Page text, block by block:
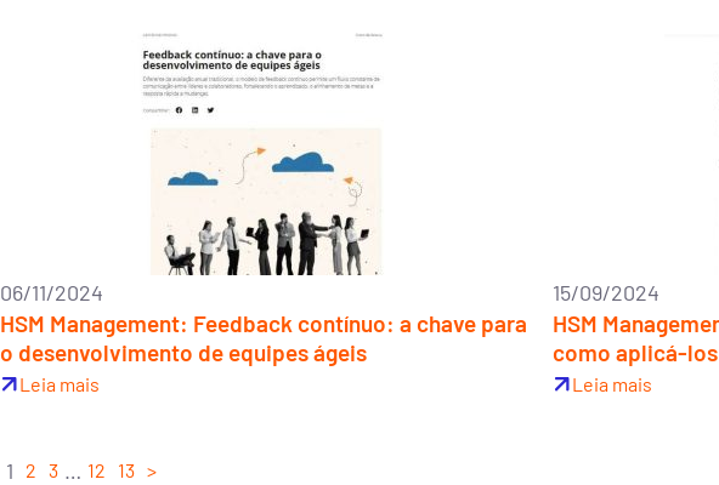
06/11/2024
HSM Management: Feedback contínuo: a chave para
o desenvolvimento de equipes ágeis
Leia mais
15/09/2024
HSM
como aplicá-
Leia mais
1 2 3 … 12 13 >